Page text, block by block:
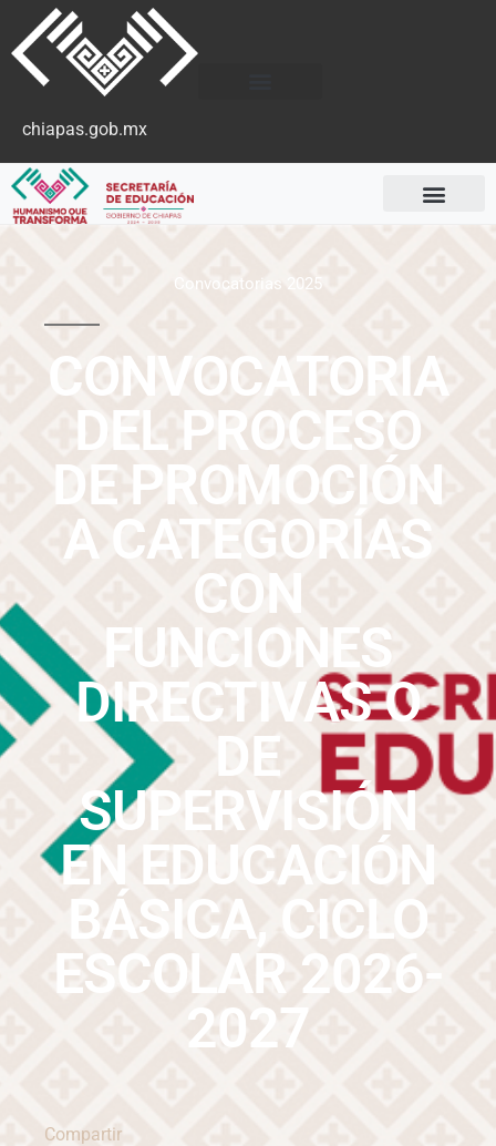
chiapas.gob.mx
Convocatorias 2025
CONVOCATORIA
DEL PROCESO
DE PROMOCIÓN
A CATEGORÍAS
CON
FUNCIONES
DIRECTIVAS O
DE
SUPERVISIÓN
EN EDUCACIÓN
BÁSICA, CICLO
ESCOLAR 2026-
2027
Compartir